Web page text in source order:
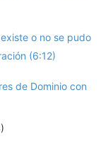
o no se pudo
(6:12)
de Dominio con